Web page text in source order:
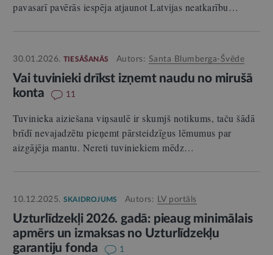
pavasarī pavērās iespēja atjaunot Latvijas neatkarību…
30.01.2026. TIESĀŠANĀS Autors: Santa Blumberga-Švēde
Vai tuvinieki drīkst izņemt naudu no mirušā
konta
11
Tuvinieka aiziešana viņsaulē ir skumjš notikums, taču šādā
brīdī nevajadzētu pieņemt pārsteidzīgus lēmumus par
aizgājēja mantu. Nereti tuviniekiem mēdz…
10.12.2025. SKAIDROJUMS Autors: LV portāls
Uzturlīdzekļi 2026. gadā: pieaug minimālais
apmērs un izmaksas no Uzturlīdzekļu
garantiju fonda
1